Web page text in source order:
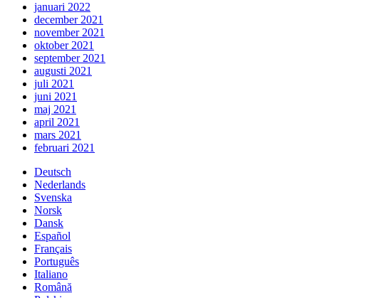
januari 2022
december 2021
november 2021
oktober 2021
september 2021
augusti 2021
juli 2021
juni 2021
maj 2021
april 2021
mars 2021
februari 2021
Deutsch
Nederlands
Svenska
Norsk
Dansk
Español
Français
Português
Italiano
Română